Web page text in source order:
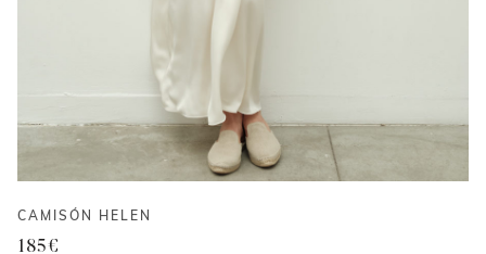
CAMISÓN HELEN
185€